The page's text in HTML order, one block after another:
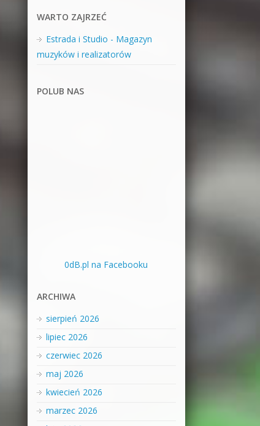
WARTO ZAJRZEĆ
Estrada i Studio - Magazyn
muzyków i realizatorów
POLUB NAS
0dB.pl na Facebooku
ARCHIWA
sierpień 2026
lipiec 2026
czerwiec 2026
maj 2026
kwiecień 2026
marzec 2026